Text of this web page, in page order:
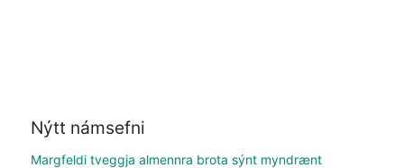
Nýtt námsefni
Margfeldi tveggja almennra brota sýnt myndrænt